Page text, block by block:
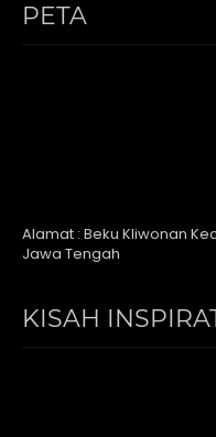
PETA
Alamat : Beku Kliwonan
Jawa Tengah
KISAH